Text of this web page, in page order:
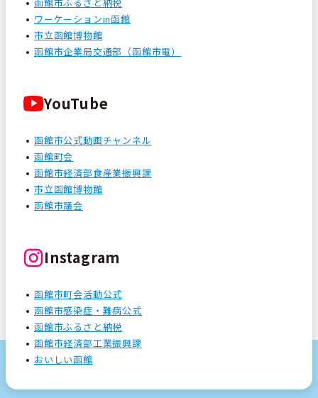
ワーケーションin函館
市立函館博物館
函館市企業局交通部（函館市電）
YouTube
函館市公式動画チャンネル
函館町会
函館市経済部食産業振興課
市立函館博物館
函館市議会
Instagram
函館市町会活動公式
函館市感染症・難病公式
函館市ふるさと納税
函館市経済部工業振興課
おいしい函館